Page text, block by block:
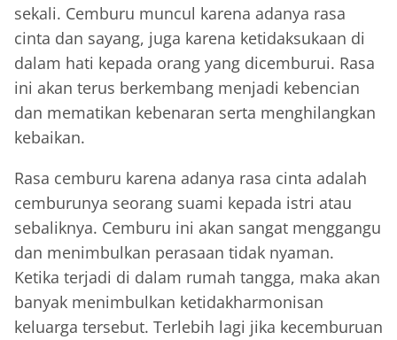
sekali. Cemburu muncul karena adanya rasa
cinta dan sayang, juga karena ketidaksukaan di
dalam hati kepada orang yang dicemburui. Rasa
ini akan terus berkembang menjadi kebencian
dan mematikan kebenaran serta menghilangkan
kebaikan.
Rasa cemburu karena adanya rasa cinta adalah
cemburunya seorang suami kepada istri atau
sebaliknya. Cemburu ini akan sangat menggangu
dan menimbulkan perasaan tidak nyaman.
Ketika terjadi di dalam rumah tangga, maka akan
banyak menimbulkan ketidakharmonisan
keluarga tersebut. Terlebih lagi jika kecemburuan